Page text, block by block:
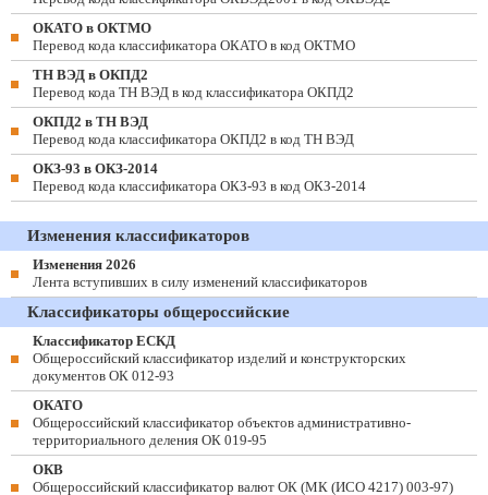
ОКАТО в ОКТМО
Перевод кода классификатора ОКАТО в код ОКТМО
ТН ВЭД в ОКПД2
Перевод кода ТН ВЭД в код классификатора ОКПД2
ОКПД2 в ТН ВЭД
Перевод кода классификатора ОКПД2 в код ТН ВЭД
ОКЗ-93 в ОКЗ-2014
Перевод кода классификатора ОКЗ-93 в код ОКЗ-2014
Изменения классификаторов
Изменения 2026
Лента вступивших в силу изменений классификаторов
Классификаторы общероссийские
Классификатор ЕСКД
Общероссийский классификатор изделий и конструкторских
документов ОК 012-93
ОКАТО
Общероссийский классификатор объектов административно-
территориального деления ОК 019-95
ОКВ
Общероссийский классификатор валют ОК (МК (ИСО 4217) 003-97)